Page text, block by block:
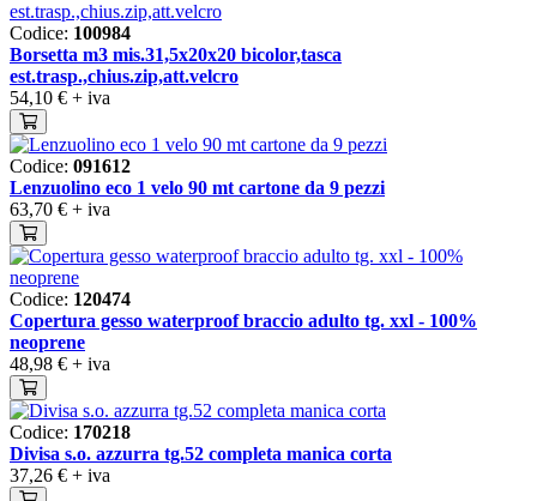
Codice: 100984
Borsetta m3 mis.31,5x20x20 bicolor,tasca
est.trasp.,chius.zip,att.velcro
54,10 € + iva
Codice: 091612
Lenzuolino eco 1 velo 90 mt cartone da 9 pezzi
63,70 € + iva
Codice: 120474
Copertura gesso waterproof braccio adulto tg. xxl - 100%
neoprene
48,98 € + iva
Codice: 170218
Divisa s.o. azzurra tg.52 completa manica corta
37,26 € + iva